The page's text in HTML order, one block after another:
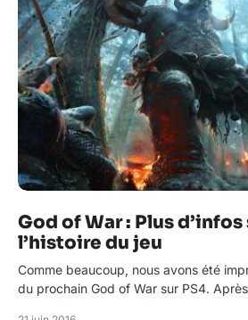
God of War : Plus
l’histoire du jeu
Comme beaucoup, nous avons été
du prochain God of War sur PS4.